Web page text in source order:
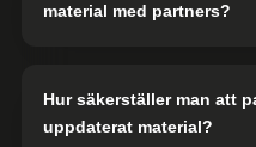
material med partners?
Hur säkerställer man att
uppdaterat material?